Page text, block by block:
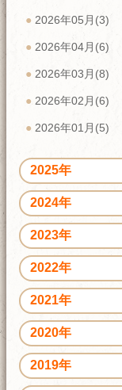
2026年05月(3)
2026年04月(6)
2026年03月(8)
2026年02月(6)
2026年01月(5)
2025年
2024年
2023年
2022年
2021年
2020年
2019年